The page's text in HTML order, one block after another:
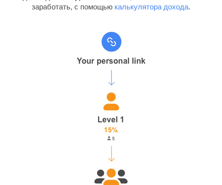
заработать, с помощью калькулятора дохода.